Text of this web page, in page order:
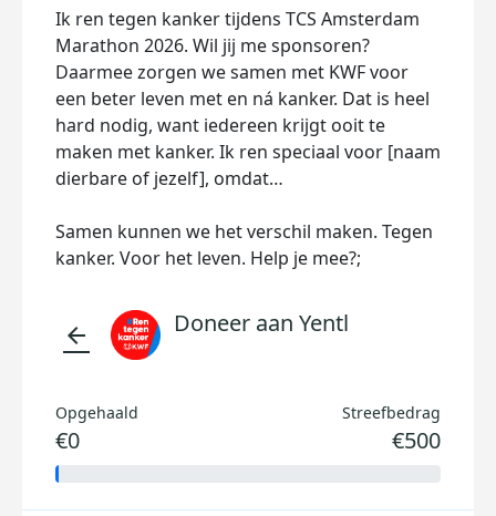
Ik ren tegen kanker tijdens TCS Amsterdam
Marathon 2026. Wil jij me sponsoren?
Daarmee zorgen we samen met KWF voor
een beter leven met en ná kanker. Dat is heel
hard nodig, want iedereen krijgt ooit te
maken met kanker. Ik ren speciaal voor [naam
dierbare of jezelf], omdat…
Samen kunnen we het verschil maken. Tegen
kanker. Voor het leven. Help je mee?;
arrow_back Doneer aan Yentl
Opgehaald
€0
Streefbedrag
€500